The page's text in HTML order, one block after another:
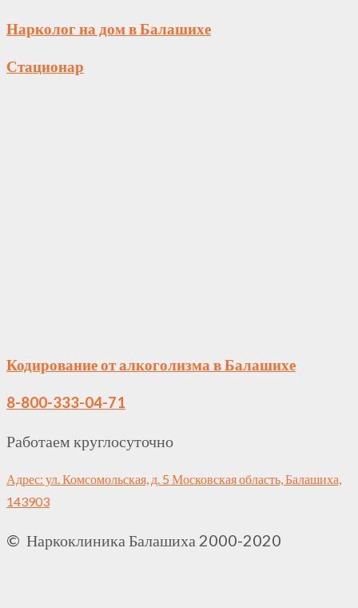
Нарколог на дом в Балашихе
Стационар
Кодирование от алкоголизма в Балашихе
8-800-333-04-71
Работаем круглосуточно
Адрес: ул. Комсомольская, д. 5 Московская область, Балашиха,
143903
© Наркоклиника Балашиха 2000-2020